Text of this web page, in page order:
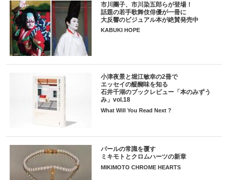
市川團子、市川染五郎らが登場！
話題の若手歌舞伎俳優が一冊に
大反響のビジュアル本が絶賛発売中
KABUKI HOPE
小津夜景と堀江敏幸の2冊で
エッセイの醍醐味を知る
石井千湖のブックレビュー「本のみずう
み」vol.18
What Will You Read Next ?
パールの常識を覆す
ミキモトとクロムハーツの新章
MIKIMOTO CHROME HEARTS